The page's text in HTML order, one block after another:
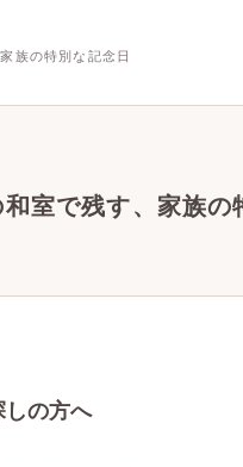
族の特別な記念日
室で残す、家族の
しの方へ